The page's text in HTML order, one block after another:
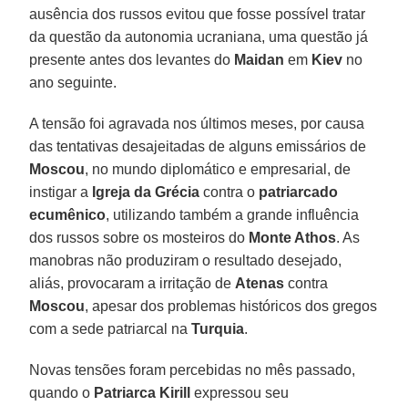
ausência dos russos evitou que fosse possível tratar
da questão da autonomia ucraniana, uma questão já
presente antes dos levantes do Maidan em Kiev no
ano seguinte.
A tensão foi agravada nos últimos meses, por causa
das tentativas desajeitadas de alguns emissários de
Moscou, no mundo diplomático e empresarial, de
instigar a Igreja da Grécia contra o patriarcado
ecumênico, utilizando também a grande influência
dos russos sobre os mosteiros do Monte Athos. As
manobras não produziram o resultado desejado,
aliás, provocaram a irritação de Atenas contra
Moscou, apesar dos problemas históricos dos gregos
com a sede patriarcal naTurquia.
Novas tensões foram percebidas no mês passado,
quando o Patriarca Kirill
expressou seu